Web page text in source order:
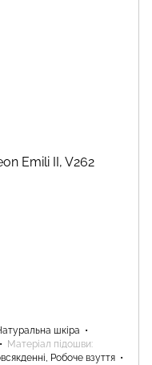
Emili II, V262
шкіра
Матеріал підошви
Робоче взуття